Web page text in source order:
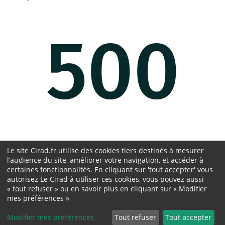
500
Oups, une erreur est survenue.
Retour à la page d'accueil
Not Found
Le site Cirad.fr utilise des cookies tiers destinés à mesurer
l’audience du site, améliorer votre navigation, et accéder à
certaines fonctionnalités. En cliquant sur 'tout accepter' vous
autorisez Le Cirad à utiliser ces cookies, vous pouvez aussi
« tout refuser » ou en savoir plus en cliquant sur « Modifier
mes préférences »
Modifier mes préférences Tout refuser Tout accepter